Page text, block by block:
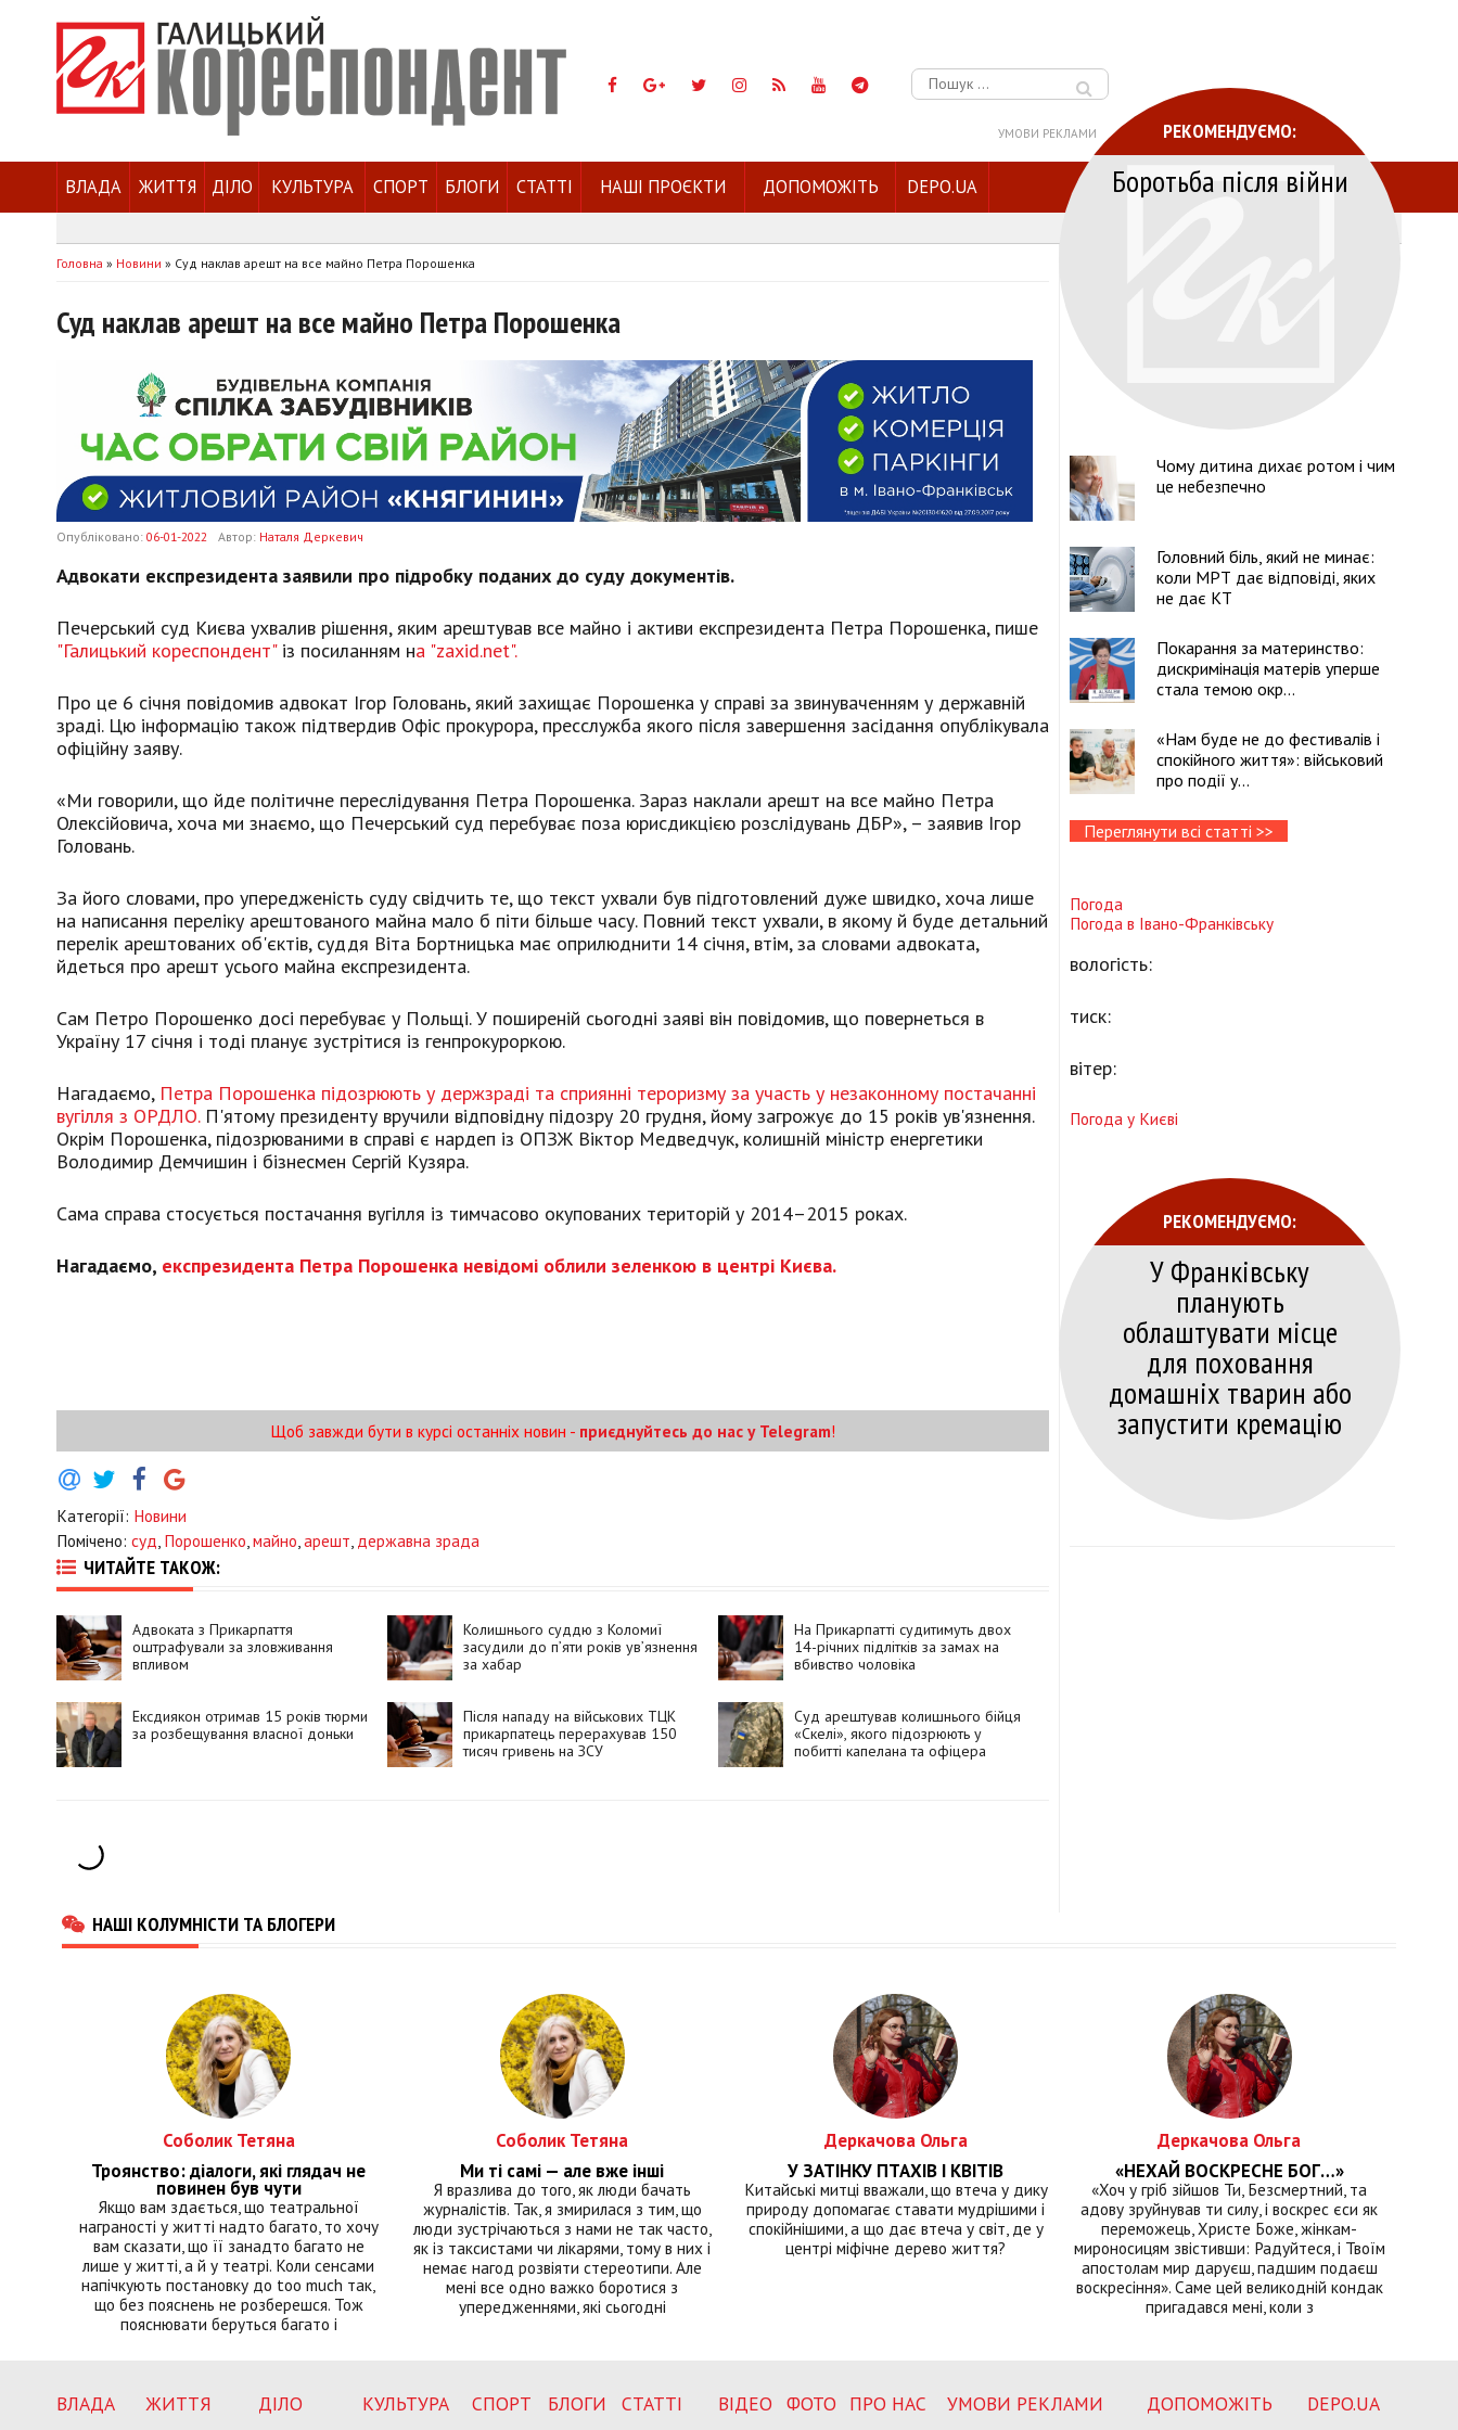
Пошук:
УМОВИ РЕКЛАМИ
ВЛАДА ЖИТТЯ ДІЛО КУЛЬТУРА СПОРТ БЛОГИ СТАТТІ НАШІ ПРОЄКТИ ДОПОМОЖІТЬ DEPO.UA
Головна » Новини » Суд наклав арешт на все майно Петра Порошенка
Суд наклав арешт на все майно Петра Порошенка
Опубліковано: 06-01-2022 Автор: Наталя Деркевич
Адвокати експрезидента заявили про підробку поданих до суду документів.
Печерський суд Києва ухвалив рішення, яким арештував все майно і активи експрезидента Петра Порошенка, пише
"Галицький кореспондент"із посиланням на "zaxid.net".
Про це 6 січня повідомив адвокат Ігор Головань, який захищає Порошенка у справі за звинуваченням у державній
зраді. Цю інформацію також підтвердив Офіс прокурора, пресслужба якого після завершення засідання опублікувала
офіційну заяву.
«Ми говорили, що йде політичне переслідування Петра Порошенка. Зараз наклали арешт на все майно Петра
Олексійовича, хоча ми знаємо, що Печерський суд перебуває поза юрисдикцією розслідувань ДБР», – заявив Ігор
Головань.
За його словами, про упередженість суду свідчить те, що текст ухвали був підготовлений дуже швидко, хоча лише
на написання переліку арештованого майна мало б піти більше часу. Повний текст ухвали, в якому й буде детальний
перелік арештованих об'єктів, суддя Віта Бортницька має оприлюднити 14 січня, втім, за словами адвоката,
йдеться про арешт усього майна експрезидента.
Сам Петро Порошенко досі перебуває у Польщі. У поширеній сьогодні заяві він повідомив, що повернеться в
Україну 17 січня і тоді планує зустрітися із генпрокуроркою.
Нагадаємо, Петра Порошенка підозрюють у держзраді та сприянні тероризму за участь у незаконному постачанні
вугілля з ОРДЛО.П'ятому президенту вручили відповідну підозру 20 грудня, йому загрожує до 15 років ув'язнення.
Окрім Порошенка, підозрюваними в справі є нардеп із ОПЗЖ Віктор Медведчук, колишній міністр енергетики
Володимир Демчишин і бізнесмен Сергій Кузяра.
Сама справа стосується постачання вугілля із тимчасово окупованих територій у 2014–2015 роках.
Нагадаємо, експрезидента Петра Порошенка невідомі облили зеленкою в центрі Києва.
Щоб завжди бути в курсі останніх новин - приєднуйтесь до нас у Telegram!
Категорії: Новини
Помічено: суд, Порошенко,майно,арешт, державна зрада
ЧИТАЙТЕ ТАКОЖ:
Адвоката з Прикарпаття
оштрафували за зловживання
впливом
Колишнього суддю з Коломиї
засудили до п’яти років ув’язнення
за хабар
На Прикарпатті судитимуть двох
14-річних підлітків за замах на
вбивство чоловіка
Ексдиякон отримав 15 років тюрми
за розбещування власної доньки
Після нападу на військових ТЦК
прикарпатець перерахував 150
тисяч гривень на ЗСУ
Суд арештував колишнього бійця
«Скелі», якого підозрюють у
побитті капелана та офіцера
РЕКОМЕНДУЄМО:
Боротьба після війни
Чому дитина дихає ротом і чим
це небезпечно
Головний біль, який не минає:
коли МРТ дає відповіді, яких
не дає КТ
Покарання за материнство:
дискримінація матерів уперше
стала темою окр...
«Нам буде не до фестивалів і
спокійного життя»: військовий
про події у...
Переглянути всі статті >>
Погода
Погода в Івано-Франківську
вологість:
тиск:
вітер:
Погода у Києві
РЕКОМЕНДУЄМО:
У Франківську
планують
облаштувати місце
для поховання
домашніх тварин або
запустити кремацію
НАШІ КОЛУМНІСТИ ТА БЛОГЕРИ
Соболик Тетяна
Троянство: діалоги, які глядач не
повинен був чути
Якщо вам здається, що театральної
награності у житті надто багато, то хочу
вам сказати, що її занадто багато не
лише у житті, а й у театрі. Коли сенсами
напічкують постановку до too much так,
що без пояснень не розберешся. Тож
пояснювати беруться багато і
Соболик Тетяна
Ми ті самі — але вже інші
Я вразлива до того, як люди бачать
журналістів. Так, я змирилася з тим, що
люди зустрічаються з нами не так часто,
як із таксистами чи лікарями, тому в них і
немає нагод розвіяти стереотипи. Але
мені все одно важко боротися з
упередженнями, які сьогодні
Деркачова Ольга
У ЗАТІНКУ ПТАХІВ І КВІТІВ
Китайські митці вважали, що втеча у дику
природу допомагає ставати мудрішими і
спокійнішими, а що дає втеча у світ, де у
центрі міфічне дерево життя?
Деркачова Ольга
«НЕХАЙ ВОСКРЕСНЕ БОГ…»
«Хоч у гріб зійшов Ти, Безсмертний, та
адову зруйнував ти силу, і воскрес єси як
переможець, Христе Боже, жінкам-
мироносицям звістивши: Радуйтеся, і Твоїм
апостолам мир даруєш, падшим подаєш
воскресіння». Саме цей великодній кондак
пригадався мені, коли з
ВЛАДА ЖИТТЯ ДІЛО КУЛЬТУРА СПОРТ БЛОГИ СТАТТІ ВІДЕО ФОТО ПРО НАС УМОВИ РЕКЛАМИ ДОПОМОЖІТЬ DEPO.UA